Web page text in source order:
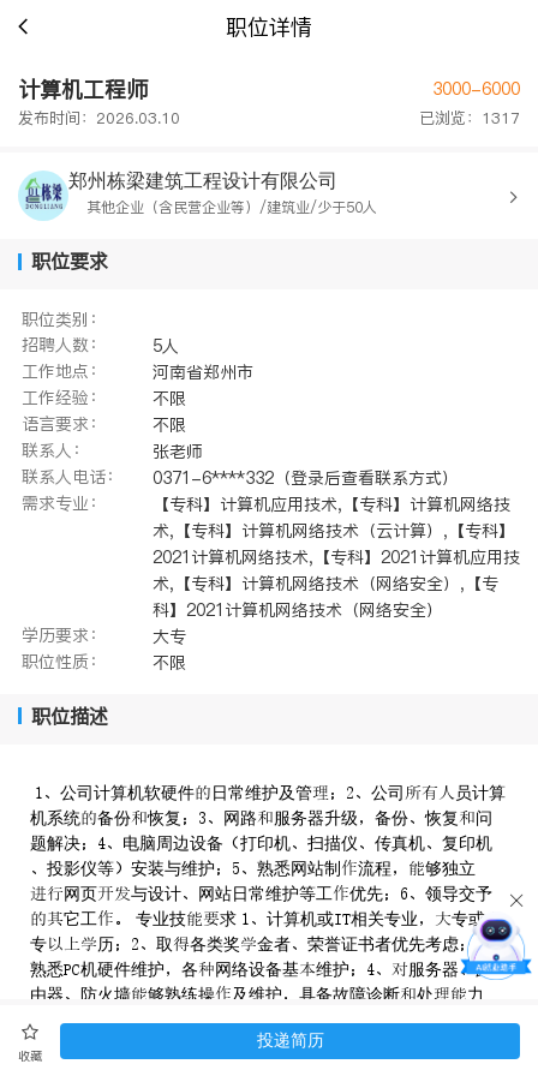
职位详情
计算机工程师 3000-6000
发布时间：2026.03.10 已浏览：1317
郑州栋梁建筑工程设计有限公司
其他企业（含民营企业等）/建筑业/少于50人
职位要求
职位类别：
招聘人数：
5人
工作地点：
河南省郑州市
工作经验：
不限
语言要求：
不限
联系人：
张老师
联系人电话：
0371-6****332（登录后查看联系方式）
需求专业：
【专科】计算机应用技术,【专科】计算机网络技
术,【专科】计算机网络技术（云计算）,【专科】
2021计算机网络技术,【专科】2021计算机应用技
术,【专科】计算机网络技术（网络安全）,【专
科】2021计算机网络技术（网络安全）
学历要求：
大专
职位性质：
不限
职位描述
公司计算机软硬件日常维护及管公司员计算
机系统备份恢复网路服务器升级备份恢复问
题解决电脑周边设备打印机扫描仪传真机复印机
投影仪等安装与维护熟悉网站制流程够独立
网页与设计网站日常维护等工优先领导交予
它工 专业技求 计算机或相关专业专或
专历取各类奖金者荣誉证书者优先考虑
熟悉机硬件维护各网络设备基维护服务器路
由器防火墙够熟练操及维护具备故障诊断处力
良沟通力合精神工性强耐细致
责任强具吃苦耐劳精神
收藏
投递简历